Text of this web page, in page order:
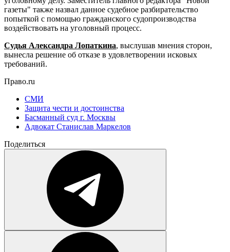
газеты" также назвал данное судебное разбирательство
попыткой с помощью гражданского судопроизводства
воздействовать на уголовный процесс.
Судья Александра Лопаткина, выслушав мнения сторон,
вынесла решение об отказе в удовлетворении исковых
требований.
Право.ru
СМИ
Защита чести и достоинства
Басманный суд г. Москвы
Адвокат Станислав Маркелов
Поделиться